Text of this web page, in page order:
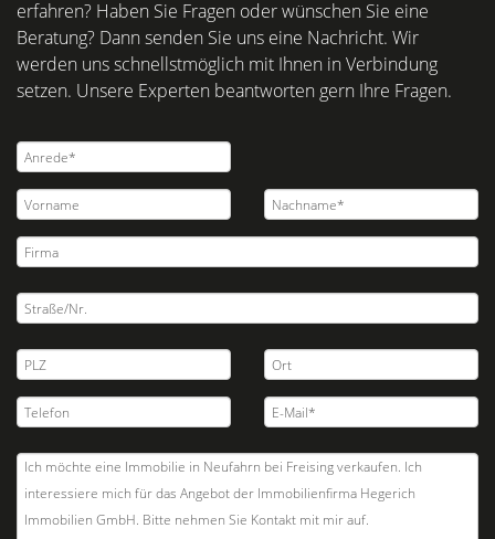
erfahren? Haben Sie Fragen oder wünschen Sie eine
Beratung? Dann senden Sie uns eine Nachricht. Wir
werden uns schnellstmöglich mit Ihnen in Verbindung
setzen. Unsere Experten beantworten gern Ihre Fragen.